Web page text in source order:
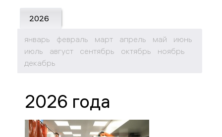
2026
январь февраль март апрель май
июнь
июль
август сентябрь октябрь
ноябрь
декабрь
2026 года